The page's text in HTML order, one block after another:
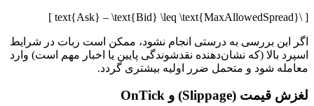
[ \text{Ask} – \text{Bid} \leq \text{MaxAllowedSpread} ]
اگر این بررسی به درستی انجام نشود، ممکن است ربات در شرایط
اسپرد بالا (که نشان‌دهنده نقدشوندگی پایین یا اخبار مهم است) وارد
معامله شود و متحمل ضرر اولیه بیشتری گردد.
لغزش قیمت (Slippage) و OnTick